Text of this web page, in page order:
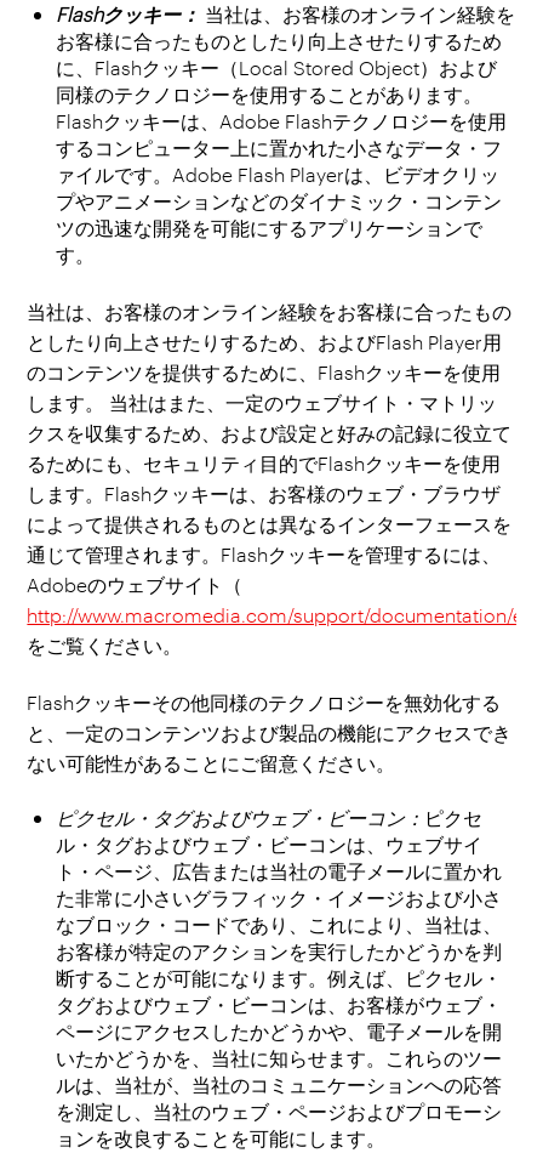
Flashクッキー： 当社は、お客様のオンライン経験を
お客様に合ったものとしたり向上させたりするため
に、Flashクッキー（Local Stored Object）および
同様のテクノロジーを使用することがあります。
Flashクッキーは、Adobe Flashテクノロジーを使用
するコンピューター上に置かれた小さなデータ・フ
ァイルです。Adobe Flash Playerは、ビデオクリッ
プやアニメーションなどのダイナミック・コンテン
ツの迅速な開発を可能にするアプリケーションで
す。
当社は、お客様のオンライン経験をお客様に合ったもの
としたり向上させたりするため、およびFlash Player用
のコンテンツを提供するために、Flashクッキーを使用
します。 当社はまた、一定のウェブサイト・マトリッ
クスを収集するため、および設定と好みの記録に役立て
るためにも、セキュリティ目的でFlashクッキーを使用
します。Flashクッキーは、お客様のウェブ・ブラウザ
によって提供されるものとは異なるインターフェースを
通じて管理されます。Flashクッキーを管理するには、
Adobeのウェブサイト（
http://www.macromedia.com/support/documentation/
をご覧ください。
Flashクッキーその他同様のテクノロジーを無効化する
と、一定のコンテンツおよび製品の機能にアクセスでき
ない可能性があることにご留意ください。
ピクセル・タグおよびウェブ・ビーコン： ピクセ
ル・タグおよびウェブ・ビーコンは、ウェブサイ
ト・ページ、広告または当社の電子メールに置かれ
た非常に小さいグラフィック・イメージおよび小さ
なブロック・コードであり、これにより、当社は、
お客様が特定のアクションを実行したかどうかを判
断することが可能になります。例えば、ピクセル・
タグおよびウェブ・ビーコンは、お客様がウェブ・
ページにアクセスしたかどうかや、電子メールを開
いたかどうかを、当社に知らせます。これらのツー
ルは、当社が、当社のコミュニケーションへの応答
を測定し、当社のウェブ・ページおよびプロモーシ
ョンを改良することを可能にします。